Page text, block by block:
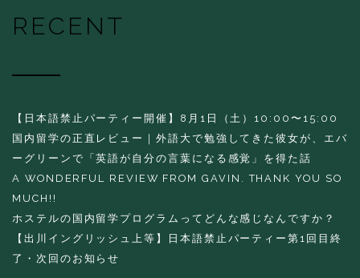
RECENT
【日本語禁止パーティー開催】8月1日（土）10:00〜15:00
国内留学の正直レビュー｜外語大で勉強してきた彼女が、エバ
ーグリーンで「英語が自分の言葉になる感覚」を得た話
A WONDERFUL REVIEW FROM GAVIN. THANK YOU SO
MUCH!!
ホステルの国内留学プログラムってどんな感じなんですか？
【出川イングリッシュ上等】日本語禁止パーティー第1回目終
了・次回のお知らせ